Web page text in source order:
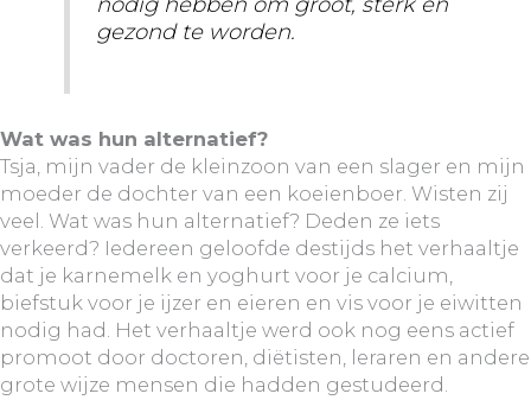
gezond te worden.
Wat was hun alternatief?
Tsja, mijn vader de kleinzoon van een slager en mijn
moeder de dochter van een koeienboer. Wisten zij
veel. Wat was hun alternatief? Deden ze iets
verkeerd? Iedereen geloofde destijds het verhaaltje
dat je karnemelk en yoghurt voor je calcium,
biefstuk voor je ijzer en eieren en vis voor je eiwitten
nodig had. Het verhaaltje werd ook nog eens actief
promoot door doctoren, diëtisten, leraren en andere
grote wijze mensen die hadden gestudeerd.